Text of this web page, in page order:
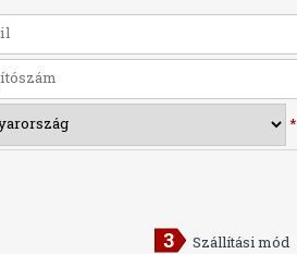
*
Szállítási mód